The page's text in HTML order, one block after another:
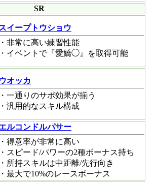
SR
スイープトウショウ
・非常に高い練習性能
・イベントで『愛嬌◯』を取得可能
ウオッカ
・一通りのサポ効果が揃う
・汎用的なスキル構成
ルコンドルパサー
・得意率が非常に高い
・スピード/パワーの2種ボーナス持ち
・所持スキルは中距離/先行向き
・最大で10%のレースボーナス